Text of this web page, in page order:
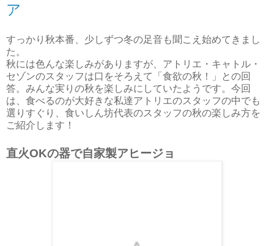
ア
すっかり秋本番、少しずつ冬の足音も聞こえ始めてきまし
た。
秋には色んな楽しみがありますが、アトリエ・キャトル・
セゾンのスタッフは口をそろえて「食欲の秋！」との回
答。みんな実りの秋を楽しみにしていたようです。今回
は、食べるのが大好きな私達アトリエのスタッフの中でも
選りすぐり、食いしん坊代表のスタッフの秋の楽しみ方を
ご紹介します！
直火OKの器で自家製アヒージョ